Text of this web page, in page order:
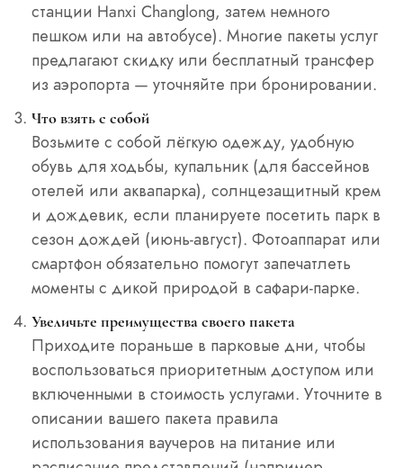
станции Hanxi Changlong, затем немного
пешком или на автобусе). Многие пакеты услуг
предлагают скидку или бесплатный трансфер
из аэропорта — уточняйте при бронировании.
Что взять с собой
Возьмите с собой лёгкую одежду, удобную
обувь для ходьбы, купальник (для бассейнов
отелей или аквапарка), солнцезащитный крем
и дождевик, если планируете посетить парк в
сезон дождей (июнь-август). Фотоаппарат или
смартфон обязательно помогут запечатлеть
моменты с дикой природой в сафари-парке.
Увеличьте преимущества своего пакета
Приходите пораньше в парковые дни, чтобы
воспользоваться приоритетным доступом или
включенными в стоимость услугами. Уточните в
описании вашего пакета правила
использования ваучеров на питание или